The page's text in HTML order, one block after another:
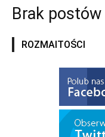
Brak
ROZMAITOŚCI